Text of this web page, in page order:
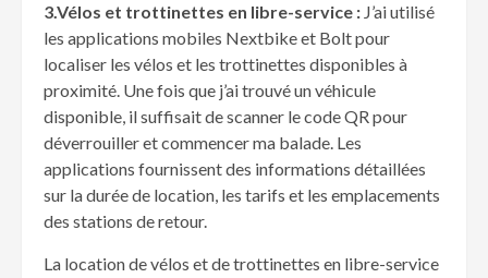
3.Vélos et trottinettes en libre-service : J’ai utilisé
les applications mobiles Nextbike et Bolt pour
localiser les vélos et les trottinettes disponibles à
proximité. Une fois que j’ai trouvé un véhicule
disponible, il suffisait de scanner le code QR pour
déverrouiller et commencer ma balade. Les
applications fournissent des informations détaillées
sur la durée de location, les tarifs et les emplacements
des stations de retour.
La location de vélos et de trottinettes en libre-service